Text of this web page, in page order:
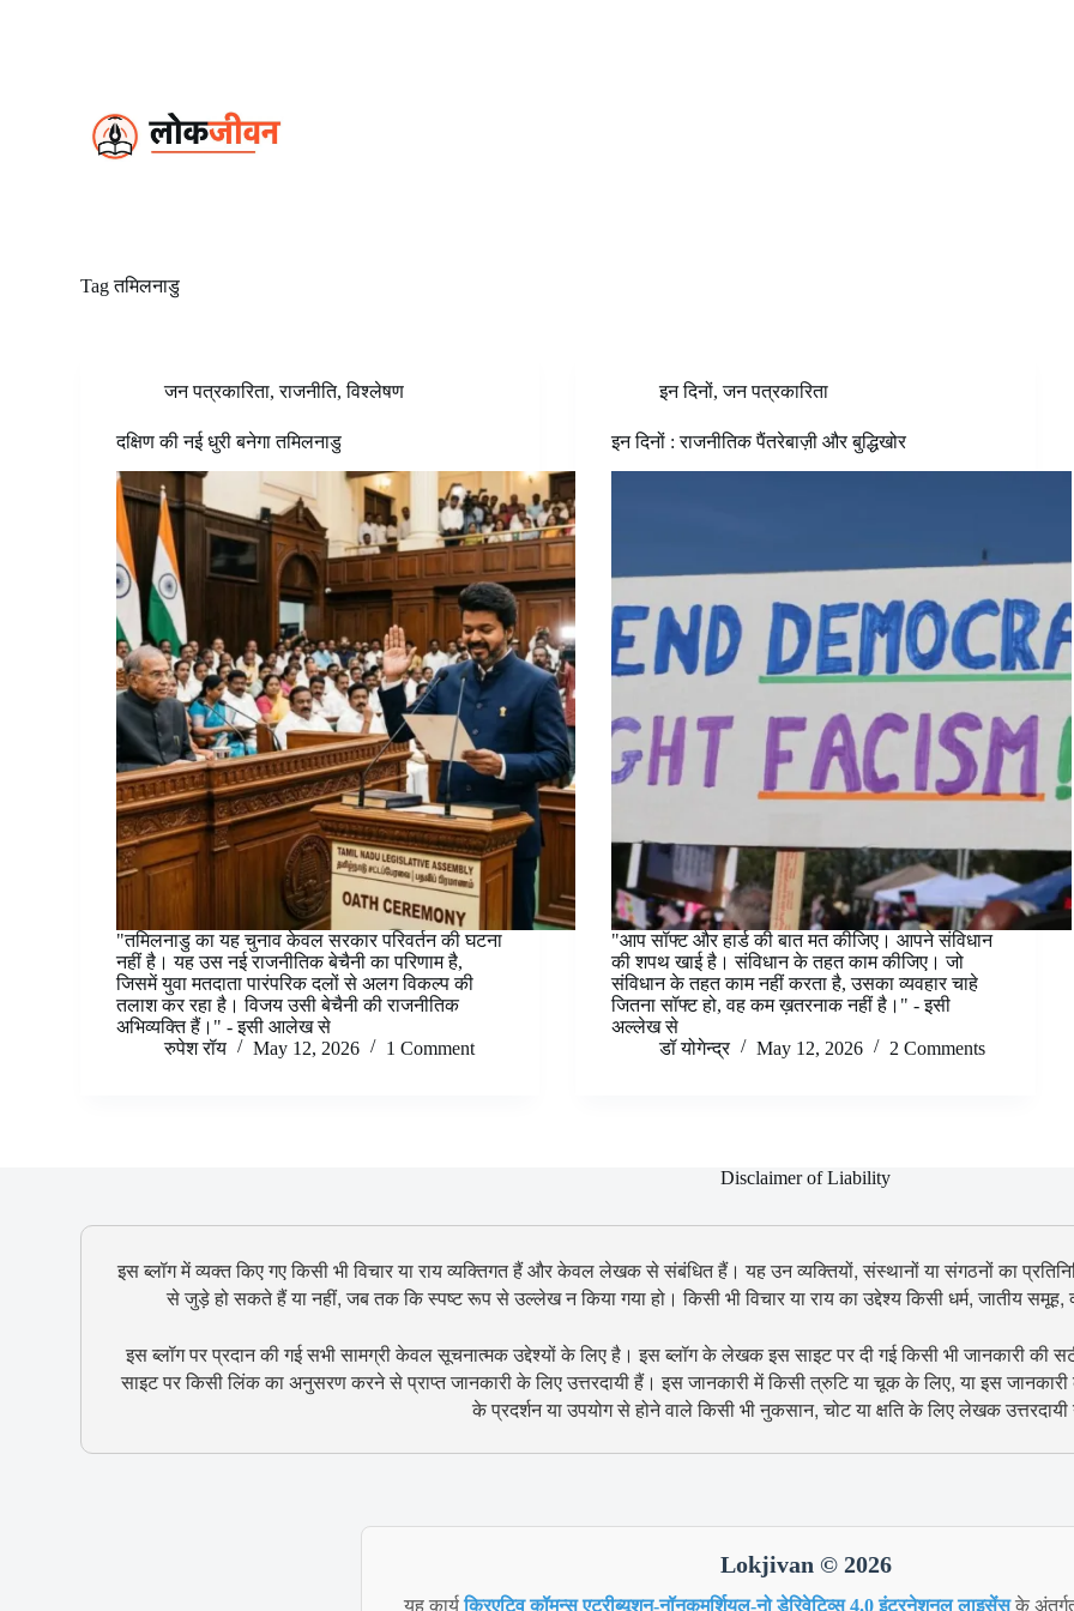
Tagतमिलनाडु
जन पत्रकारिता,राजनीति,विश्लेषण
दक्षिण की नई धुरी बनेगा तमिलनाडु
"तमिलनाडु का यह चुनाव केवल सरकार परिवर्तन की घटना
नहीं है। यह उस नई राजनीतिक बेचैनी का परिणाम है,
जिसमें युवा मतदाता पारंपरिक दलों से अलग विकल्प की
तलाश कर रहा है। विजय उसी बेचैनी की राजनीतिक
अभिव्यक्ति हैं।" - इसी आलेख से
रुपेश रॉय
May 12, 2026 1 Comment
इन दिनों,जन पत्रकारिता
इन दिनों : राजनीतिक पैंतरेबाज़ी और बुद्धिखोर
"आप सॉफ्ट और हार्ड की बात मत कीजिए। आपने संविधान
की शपथ खाई है। संविधान के तहत काम कीजिए। जो
संविधान के तहत काम नहीं करता है, उसका व्यवहार चाहे
जितना सॉफ्ट हो, वह कम ख़तरनाक नहीं है।" - इसी
अल्लेख से
डॉ योगेन्द्र
May 12, 2026 2 Comments
Disclaimer of Liability
इस ब्लॉग में व्यक्त किए गए किसी भी विचार या राय व्यक्तिगत हैं और केवल लेखक से संबंधित हैं। यह उन व्यक्तियों, संस्थानों या संगठनों का
से जुड़े हो सकते हैं या नहीं, जब तक कि स्पष्ट रूप से उल्लेख न किया गया हो। किसी भी विचार या राय का उद्देश्य किसी धर्म, जातीय
इस ब्लॉग पर प्रदान की गई सभी सामग्री केवल सूचनात्मक उद्देश्यों के लिए है। इस ब्लॉग के लेखक इस साइट पर दी गई किसी भी जानकारी की
साइट पर किसी लिंक का अनुसरण करने से प्राप्त जानकारी के लिए उत्तरदायी हैं। इस जानकारी में किसी त्रुटि या चूक के लिए, या इस
के प्रदर्शन या उपयोग से होने वाले किसी भी नुकसान, चोट या क्षति के लिए लेखक उत्तरदायी
Lokjivan © 2026
यह कार्यक्रिएटिव कॉमन्स एट्रीब्यूशन-नॉनकमर्शियल-नो डेरिवेटिव्स 4.0 इंटरनेशनल लाइसेंसके